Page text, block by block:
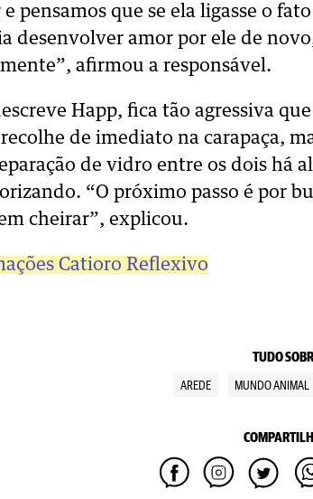
e pensamos que se ela ligasse o
desenvolver amor por ele de
afirmou a responsável.
Happ, fica tão agressiva
recolhe de imediato na carapaça,
de vidro entre os dois há
“O próximo passo é por
cheirar”, explicou.
Catioro Reflexivo
TUDO
AREDE MUNDO ANIMAL